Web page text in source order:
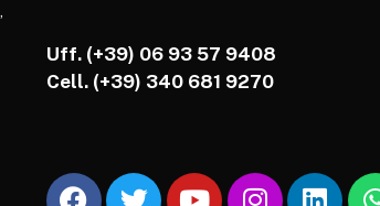
Uff. (+39) 06 93 57 9408
Cell. (+39) 340 681 9270